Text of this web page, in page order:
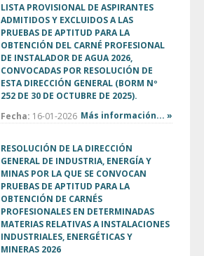
LISTA PROVISIONAL DE ASPIRANTES
ADMITIDOS Y EXCLUIDOS A LAS
PRUEBAS DE APTITUD PARA LA
OBTENCIÓN DEL CARNÉ PROFESIONAL
DE INSTALADOR DE AGUA 2026,
CONVOCADAS POR RESOLUCIÓN DE
ESTA DIRECCIÓN GENERAL (BORM Nº
252 DE 30 DE OCTUBRE DE 2025).
Fecha: 16-01-2026 Más información... »
RESOLUCIÓN DE LA DIRECCIÓN
GENERAL DE INDUSTRIA, ENERGÍA Y
MINAS POR LA QUE SE CONVOCAN
PRUEBAS DE APTITUD PARA LA
OBTENCIÓN DE CARNÉS
PROFESIONALES EN DETERMINADAS
MATERIAS RELATIVAS A INSTALACIONES
INDUSTRIALES, ENERGÉTICAS Y
MINERAS 2026